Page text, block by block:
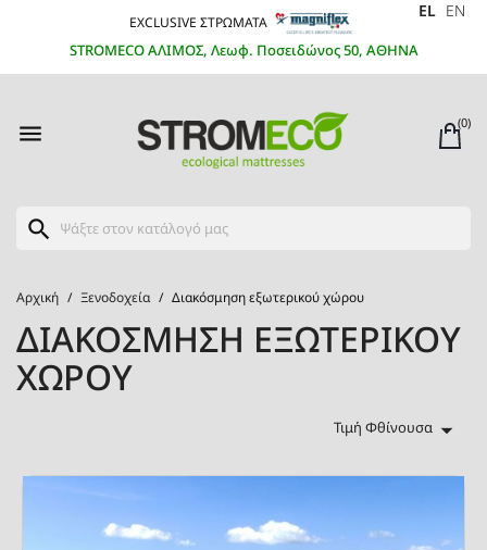
EXCLUSIVE ΣΤΡΩΜΑΤΑ
STROMECO ΑΛΙΜΟΣ, Λεωφ. Ποσειδώνος 50, ΑΘΗΝΑ
EL EN
 (0)
search
Αρχική Ξενοδοχεία Διακόσμηση εξωτερικού χώρου
ΔΙΑΚΌΣΜΗΣΗ ΕΞΩΤΕΡΙΚΟΎ
ΧΏΡΟΥ
Τιμή Φθίνουσα 